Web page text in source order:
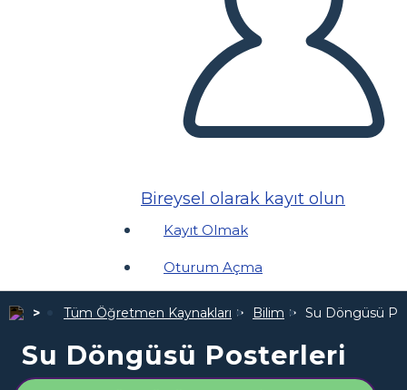
Bireysel olarak kayıt olun
Kayıt Olmak
Oturum Açma
Tüm Öğretmen Kaynakları Bilim Su Döngüsü
Su Döngüsü Posterleri